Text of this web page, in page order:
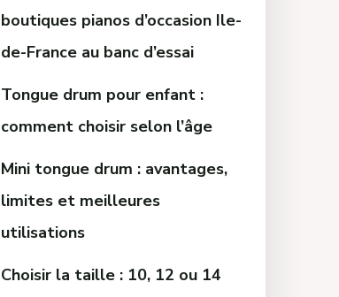
boutiques pianos d’occasion Ile-
de-France au banc d’essai
Tongue drum pour enfant :
comment choisir selon l’âge
Mini tongue drum : avantages,
limites et meilleures
utilisations
Choisir la taille : 10, 12 ou 14